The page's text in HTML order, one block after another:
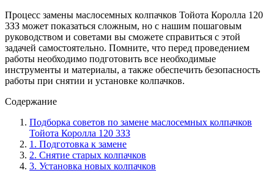
Процесс замены маслосемных колпачков Тойота Королла 120
3ЗЗ может показаться сложным, но с нашим пошаговым
руководством и советами вы сможете справиться с этой
задачей самостоятельно. Помните, что перед проведением
работы необходимо подготовить все необходимые
инструменты и материалы, а также обеспечить безопасность
работы при снятии и установке колпачков.
Содержание
Подборка советов по замене маслосемных колпачков
Тойота Королла 120 3ЗЗ
1. Подготовка к замене
2. Снятие старых колпачков
3. Установка новых колпачков